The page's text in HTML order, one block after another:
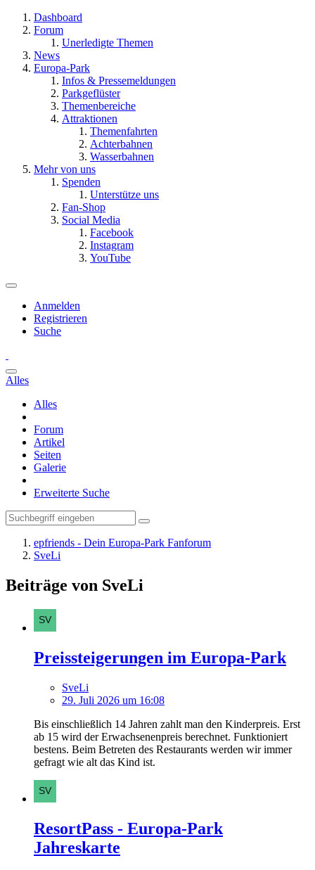
Dashboard
Forum
Unerledigte Themen
News
Europa-Park
Infos & Pressemeldungen
Parkgeflüster
Themenbereiche
Attraktionen
Themenfahrten
Achterbahnen
Wasserbahnen
Mehr von uns
Spenden
Unterstütze uns
Fan-Shop
Social Media
Facebook
Instagram
YouTube
Anmelden
Registrieren
Suche
Alles
Alles
Forum
Artikel
Seiten
Galerie
Erweiterte Suche
epfriends - Dein Europa-Park Fanforum
SveLi
Beiträge von SveLi
Preissteigerungen im Europa-Park
SveLi
29. Juli 2026 um 16:08
Bis einschließlich 14 Jahren zahlt man den Kinderpreis. Erst
ab 15 wird der Erwachsenenpreis berechnet. Funktioniert
bestens. Beim Betreten des Restaurants werden wir immer
gefragt wie alt das Kind ist.
ResortPass - Europa-Park
Jahreskarte